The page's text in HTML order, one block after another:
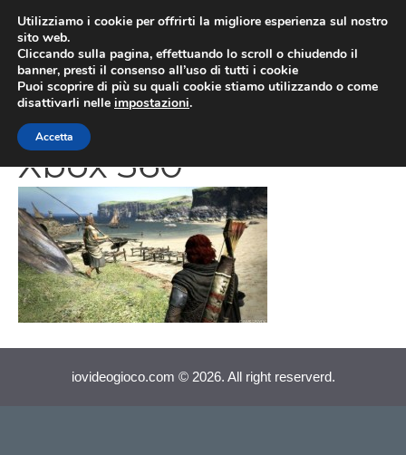
contenuto
Dragon’s Dogma
Xbox 360
iovideogioco.com © 2026. All right reserverd.
Utilizziamo i cookie per offrirti la migliore esperienza sul nostro
sito web.
Cliccando sulla pagina, effettuando lo scroll o chiudendo il
banner, presti il consenso all’uso di tutti i cookie
Puoi scoprire di più su quali cookie stiamo utilizzando o come
disattivarli nelle impostazioni.
Accetta